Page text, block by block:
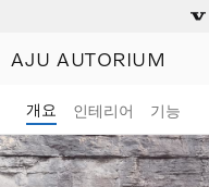
AJU AUTORIUM
개요 인테리어 기능
Plug-in hybrids